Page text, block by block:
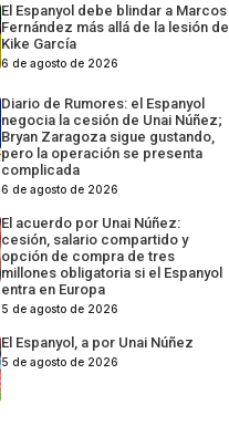
El Espanyol debe blindar a Marcos
Fernández más allá de la lesión de
Kike García
6 de agosto de 2026
Diario de Rumores: el Espanyol
negocia la cesión de Unai Núñez;
Bryan Zaragoza sigue gustando,
pero la operación se presenta
complicada
6 de agosto de 2026
El acuerdo por Unai Núñez:
cesión, salario compartido y
opción de compra de tres
millones obligatoria si el Espanyol
entra en Europa
5 de agosto de 2026
El Espanyol, a por Unai Núñez
5 de agosto de 2026